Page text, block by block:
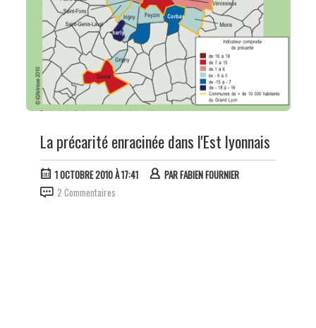
La précarité enracinée dans l'Est lyonnais
1 OCTOBRE 2010 À 17:41 PARFABIEN FOURNIER
2 Commentaires